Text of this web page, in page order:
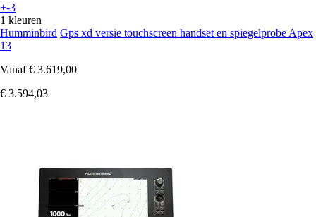
+-3
1 kleuren
Humminbird Gps xd versie touchscreen handset en spiegelprobe Apex
13
Vanaf € 3.619,00
€ 3.594,03